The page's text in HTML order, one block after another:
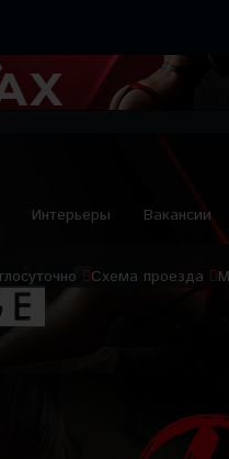
Интерьеры Вакансии
Схема проезда